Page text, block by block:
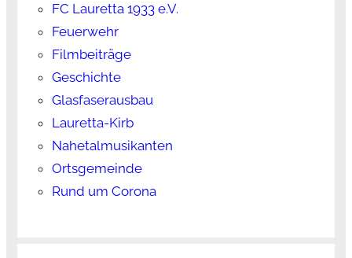
FC Lauretta 1933 e.V.
Feuerwehr
Filmbeiträge
Geschichte
Glasfaserausbau
Lauretta-Kirb
Nahetalmusikanten
Ortsgemeinde
Rund um Corona